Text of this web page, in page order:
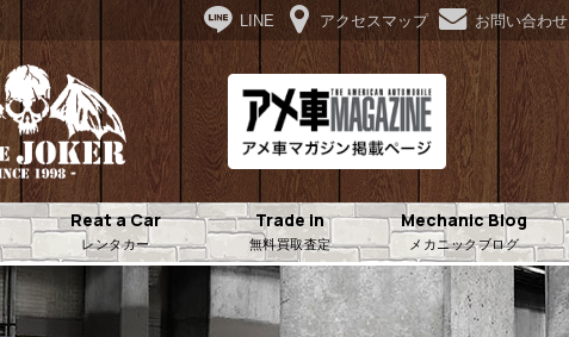
LINE アクセスマップ お問い合わせ
Reat a Car
レンタカー
Trade in
無料買取査定
Mechanic Blog
メカニックブログ